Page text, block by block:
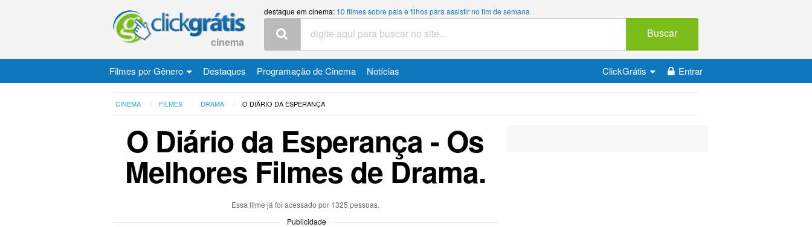
cinema
destaque em cinema: 10 filmes sobre pais e filhos para assistir no fim de semana
Buscar
Filmes por Gênero Destaques Programação de Cinema Notícias Entrar
ClickGrátis
CINEMA FILMES DRAMA O DIÁRIO DA ESPERANÇA
O Diário da Esperança - Os
Melhores Filmes de Drama.
Essa filme já foi acessado por 1325 pessoas.
Publicidade